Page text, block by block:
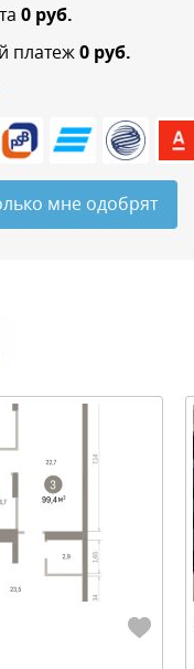
0 руб.
платеж 0 руб.
мне одобрят